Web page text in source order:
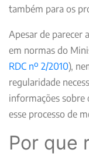
também para os
Apesar de parecer
em normas do
RDC nº 2/2010),
regularidade
informações sobre
esse processo de
Por que